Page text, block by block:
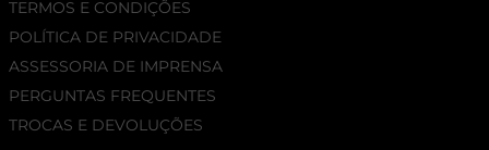
TERMOS E CONDIÇÕES
POLÍTICA DE PRIVACIDADE
ASSESSORIA DE IMPRENSA
PERGUNTAS FREQUENTES
TROCAS E DEVOLUÇÕES